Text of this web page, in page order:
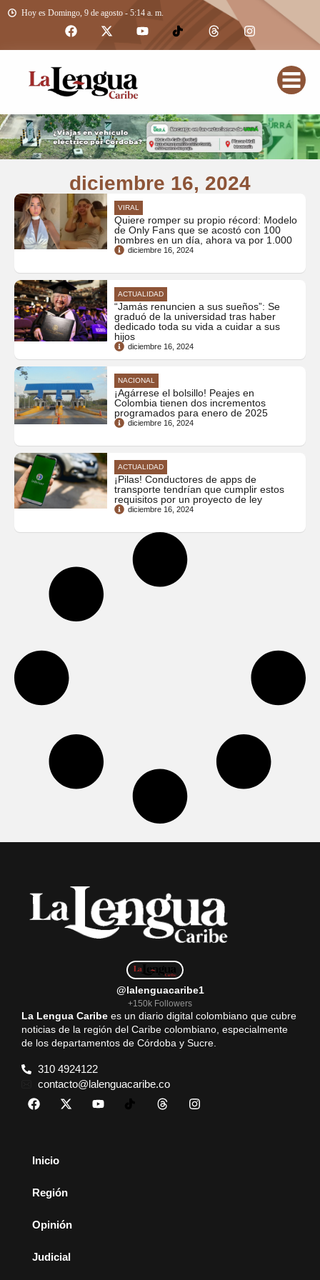
Hoy es Domingo, 9 de agosto - 5:14 a. m.
diciembre 16, 2024
VIRAL
Quiere romper su propio récord: Modelo
de Only Fans que se acostó con 100
hombres en un día, ahora va por 1.000
diciembre 16, 2024
ACTUALIDAD
“Jamás renuncien a sus sueños”: Se
graduó de la universidad tras haber
dedicado toda su vida a cuidar a sus
hijos
diciembre 16, 2024
NACIONAL
¡Agárrese el bolsillo! Peajes en
Colombia tienen dos incrementos
programados para enero de 2025
diciembre 16, 2024
ACTUALIDAD
¡Pilas! Conductores de apps de
transporte tendrían que cumplir estos
requisitos por un proyecto de ley
diciembre 16, 2024
@lalenguacaribe1
+150k Followers
La Lengua Caribe es un diario digital colombiano que cubre
noticias de la región del Caribe colombiano, especialmente
de los departamentos de Córdoba y Sucre.
310 4924122
contacto@lalenguacaribe.co
Inicio
Región
Opinión
Judicial